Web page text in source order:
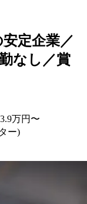
定企業／
なし／賞
万円〜
ー)